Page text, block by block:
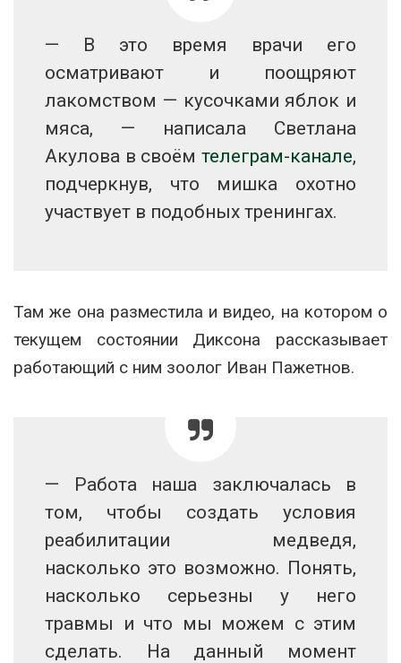
— В это время врачи его
осматривают и поощряют
лакомством — кусочками яблок и
мяса, — написала Светлана
Акулова в своём телеграм-канале,
подчеркнув, что мишка охотно
участвует в подобных тренингах.
Там же она разместила и видео, на котором о
текущем состоянии Диксона рассказывает
работающий с ним зоолог Иван Пажетнов.
— Работа наша заключалась в
том, чтобы создать условия
реабилитации медведя,
насколько это возможно. Понять,
насколько серьезны у него
травмы и что мы можем с этим
сделать. На данный момент